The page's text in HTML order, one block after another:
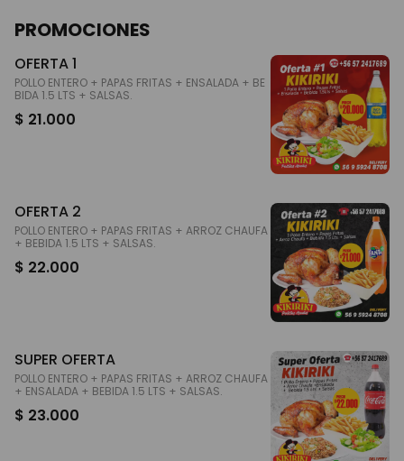
PROMOCIONES
OFERTA 1
POLLO ENTERO + PAPAS FRITAS + ENSALADA + BE
BIDA 1.5 LTS + SALSAS.
$ 21.000
OFERTA 2
POLLO ENTERO + PAPAS FRITAS + ARROZ CHAUFA
+ BEBIDA 1.5 LTS + SALSAS.
$ 22.000
SUPER OFERTA
POLLO ENTERO + PAPAS FRITAS + ARROZ CHAUFA
+ ENSALADA + BEBIDA 1.5 LTS + SALSAS.
$ 23.000